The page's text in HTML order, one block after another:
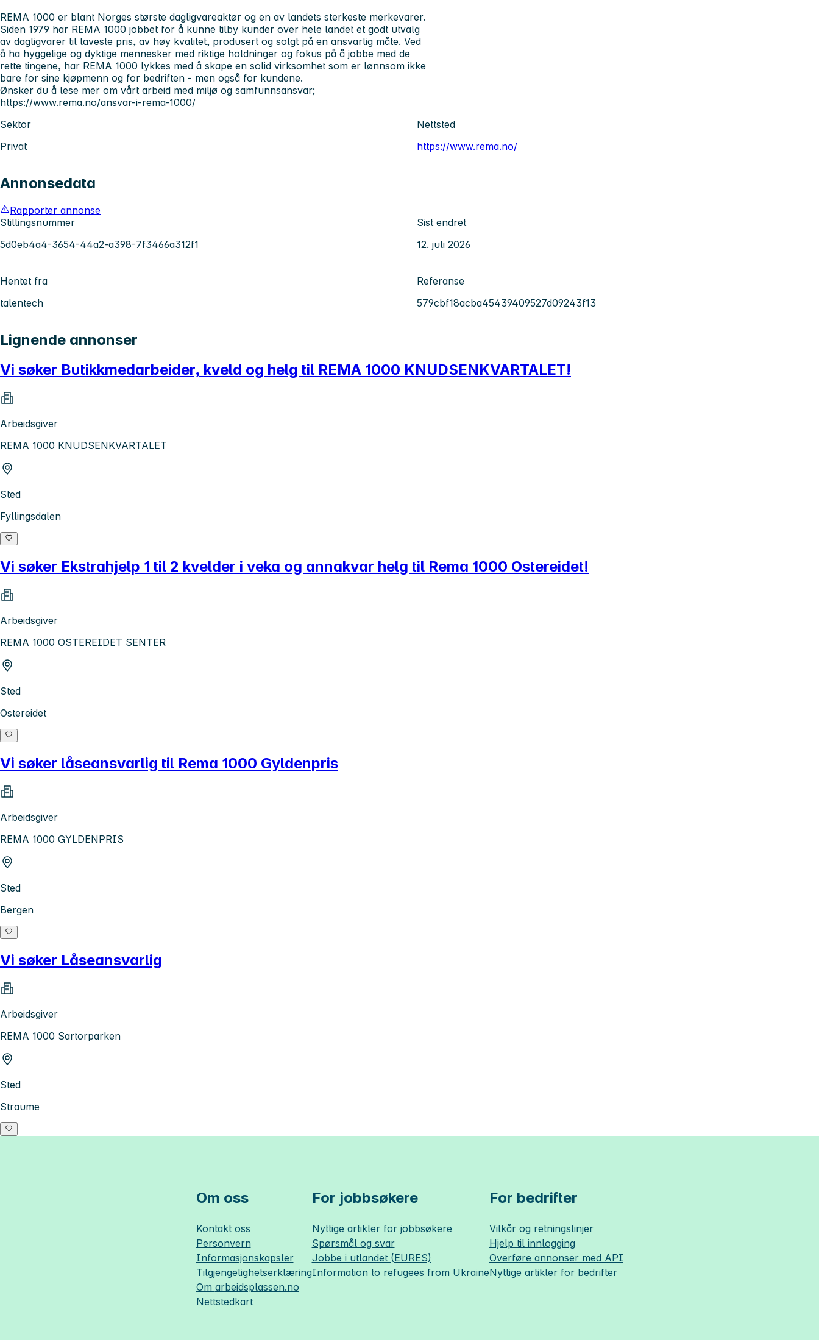
REMA 1000 er blant Norges største dagligvareaktør og en av landets sterkeste merkevarer.
Siden 1979 har REMA 1000 jobbet for å kunne tilby kunder over hele landet et godt utvalg
av dagligvarer til laveste pris, av høy kvalitet, produsert og solgt på en ansvarlig måte. Ved
å ha hyggelige og dyktige mennesker med riktige holdninger og fokus på å jobbe med de
rette tingene, har REMA 1000 lykkes med å skape en solid virksomhet som er lønnsom ikke
bare for sine kjøpmenn og for bedriften - men også for kundene.
Ønsker du å lese mer om vårt arbeid med miljø og samfunnsansvar;
https://www.rema.no/ansvar-i-rema-1000/
Sektor
Privat
Nettsted
https://www.rema.no/
Annonsedata
Rapporter annonse
Stillingsnummer
5d0eb4a4-3654-44a2-a398-7f3466a312f1
Sist endret
12. juli 2026
Hentet fra
talentech
Referanse
579cbf18acba45439409527d09243f13
Lignende annonser
Vi søker Butikkmedarbeider, kveld og helg til REMA 1000 KNUDSENKVARTALET!
Arbeidsgiver
REMA 1000 KNUDSENKVARTALET
Sted
Fyllingsdalen
Vi søker Ekstrahjelp 1 til 2 kvelder i veka og annakvar helg til Rema 1000 Ostereidet!
Arbeidsgiver
REMA 1000 OSTEREIDET SENTER
Sted
Ostereidet
Vi søker låseansvarlig til Rema 1000 Gyldenpris
Arbeidsgiver
REMA 1000 GYLDENPRIS
Sted
Bergen
Vi søker Låseansvarlig
Arbeidsgiver
REMA 1000 Sartorparken
Sted
Straume
Om oss
Kontakt oss
Personvern
Informasjonskapsler
Tilgjengelighetserklæring
Om arbeidsplassen.no
Nettstedkart
For jobbsøkere
Nyttige artikler for jobbsøkere
Spørsmål og svar
Jobbe i utlandet (EURES)
Information to refugees from Ukraine
For bedrifter
Vilkår og retningslinjer
Hjelp til innlogging
Overføre annonser med API
Nyttige artikler for bedrifter